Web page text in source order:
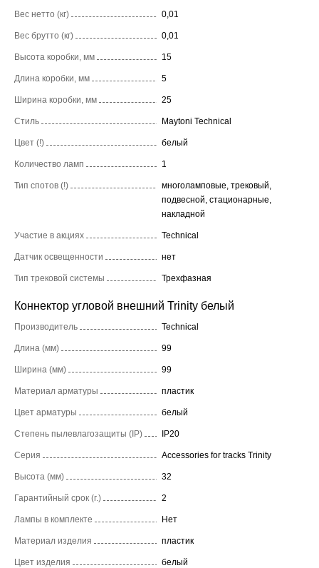
Вес нетто (кг) 0,01
Вес брутто (кг) 0,01
Высота коробки, мм 15
Длина коробки, мм 5
Ширина коробки, мм 25
Стиль Maytoni Technical
Цвет (!) белый
Количество ламп 1
Тип спотов (!)
многоламповые, трековый,
подвесной, стационарные,
накладной
Участие в акциях Technical
Датчик освещенности нет
Тип трековой системы Трехфазная
Коннектор угловой внешний Trinity белый
Производитель Technical
Длина (мм) 99
Ширина (мм) 99
Материал арматуры пластик
Цвет арматуры белый
Степень пылевлагозащиты (IP) IP20
Серия Accessories for tracks Trinity
Высота (мм) 32
Гарантийный срок (г.) 2
Лампы в комплекте Нет
Материал изделия пластик
Цвет изделия белый